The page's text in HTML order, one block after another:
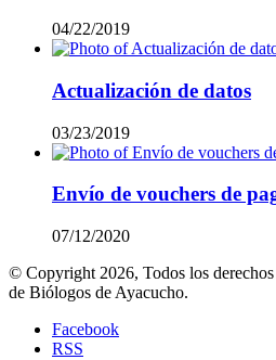
04/22/2019
Actualización de datos
03/23/2019
Envío de vouchers de
07/12/2020
© Copyright 2026, Todos los
de Biólogos de Ayacucho.
Facebook
RSS